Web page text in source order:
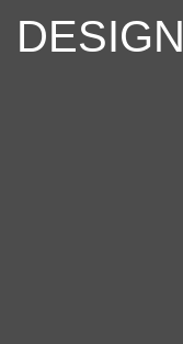
DESIGN